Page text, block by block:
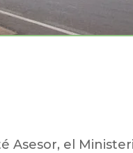
Asesor, el